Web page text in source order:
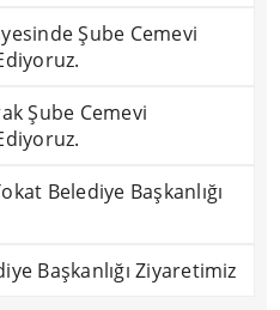
Şube Cemevi
Şube Cemevi
Belediye Başkanlığı
Başkanlığı Ziyaretimiz